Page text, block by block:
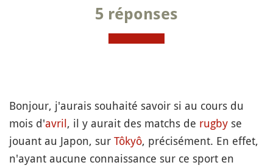
5 réponses
Bonjour, j'aurais souhaité savoir si au cours du
mois d'avril, il y aurait des matchs de rugby se
jouant au Japon, sur Tôkyô, précisément. En effet,
n'ayant aucune connaissance sur ce sport en